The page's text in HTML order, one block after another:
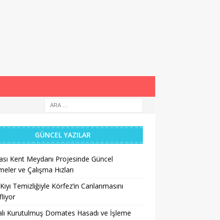
GÜNCEL YAZILAR
Kent Meydanı Projesinde Güncel
ve Çalışma Hızları
Temizliğiyle Körfez’in Canlanmasını
Kurutulmuş Domates Hasadı ve İşleme